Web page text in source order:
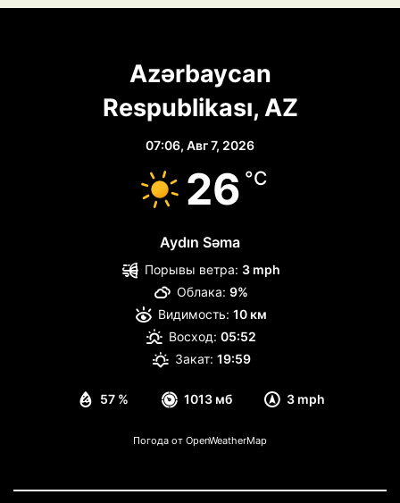
Azərbaycan
Respublikası, AZ
07:06, Авг 7, 2026
26 °C
Aydın Səma
57 % 1013 мб 3 mph
Порывы ветра: 3 mph
Облака: 9%
Видимость: 10 км
Восход: 05:52
Закат: 19:59
Погода от OpenWeatherMap